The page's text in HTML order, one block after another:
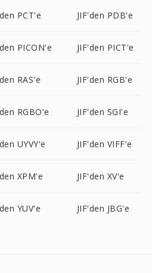
PCT'e JIF'den PDB'e
PICON'e JIF'den PICT'e
RAS'e JIF'den RGB'e
RGBO'e JIF'den SGI'e
UYVY'e JIF'den VIFF'e
XPM'e JIF'den XV'e
YUV'e JIF'den JBG'e